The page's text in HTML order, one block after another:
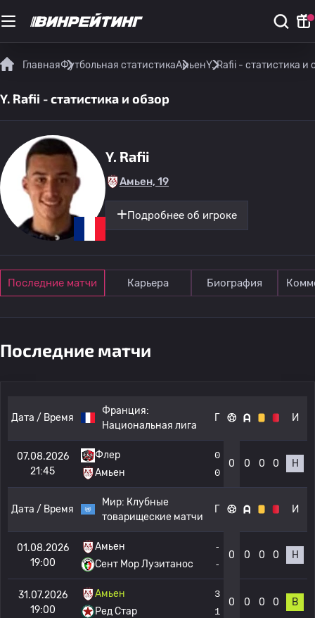
ГлавнаяФутбольная статистикаАмьенY. Rafii - статистика и
Y. Rafii - статистика и обзор
Y. Rafii
Амьен, 19
Подробнее об игроке
Последние матчи Карьера Биография
Последние матчи
Дата / Время
Франция:
Национальная лига
Г И
07.08.2026
21:45
Флер
Амьен
0
0
0 0 0 0 Н
Дата / Время
Мир: Клубные
товарищеские матчи
Г И
01.08.2026
19:00
Амьен
Сент Мор Лузитанос
-
-
0 0 0 0 Н
31.07.2026
19:00
Амьен
Ред Стар
3
1
0 0 0 0 В